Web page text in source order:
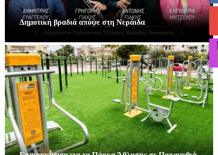
Δημοτική βραδιά απόψε στη Νεράιδα